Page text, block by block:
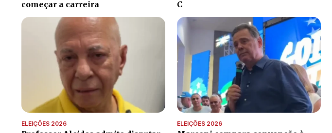
começar a carreira
C
ELEIÇÕES 2026 ELEIÇÕES 2026